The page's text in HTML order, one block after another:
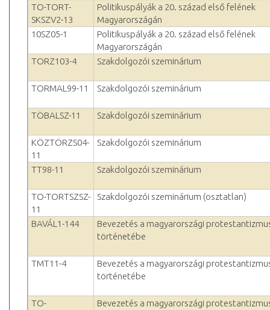
TO-TORT-
SKSZV2-13
Politikuspályák a 20. század első felének
Magyarországán
10SZ05-1
Politikuspályák a 20. század első felének
Magyarországán
TORZ103-4
Szakdolgozói szeminárium
TORMAL99-11 Szakdolgozói szeminárium
TÖBALSZ-11 Szakdolgozói szeminárium
KÖZTÖRZS04-
11
Szakdolgozói szeminárium
TT98-11 Szakdolgozói szeminárium
TO-TORTSZSZ-
11
Szakdolgozói szeminárium (osztatlan)
BAVÁL1-144
Bevezetés a magyarországi
történetébe
TMT11-4
Bevezetés a magyarországi
történetébe
TO-
Bevezetés a magyarországi